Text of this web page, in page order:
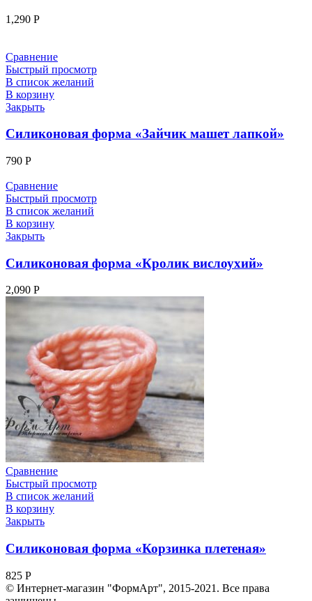
1,290 Р
Сравнение
Быстрый просмотр
В список желаний
В корзину
Закрыть
Силиконовая форма «Зайчик машет лапкой»
790 Р
Сравнение
Быстрый просмотр
В список желаний
В корзину
Закрыть
Силиконовая форма «Кролик вислоухий»
2,090 Р
Сравнение
Быстрый просмотр
В список желаний
В корзину
Закрыть
Силиконовая форма «Корзинка плетеная»
825 Р
© Интернет-магазин "ФормАрт", 2015-2021. Все права